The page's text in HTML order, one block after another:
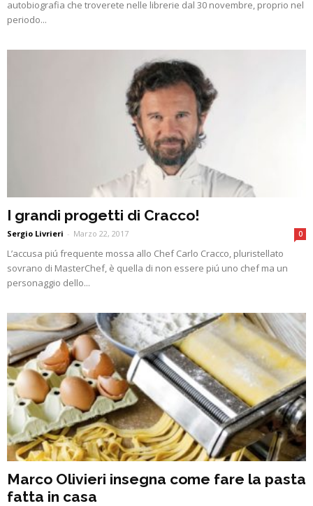
autobiografia che troverete nelle librerie dal 30 novembre, proprio nel
periodo...
I grandi progetti di Cracco!
Sergio Livrieri - Marzo 22, 2017 0
L’accusa piú frequente mossa allo Chef Carlo Cracco, pluristellato
sovrano di MasterChef, è quella di non essere piú uno chef ma un
personaggio dello...
Marco Olivieri insegna come fare la pasta
fatta in casa